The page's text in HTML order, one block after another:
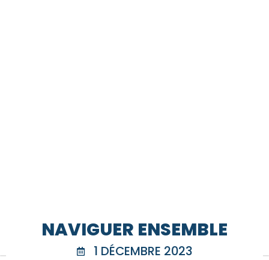
NAVIGUER ENSEMBLE
1 DÉCEMBRE 2023